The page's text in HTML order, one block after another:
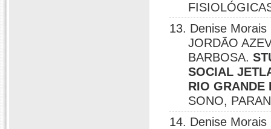
13. Denise
JORDÃO
BARBOSA.
SOCIAL
RIO GRANDE
SONO,
14. Denise